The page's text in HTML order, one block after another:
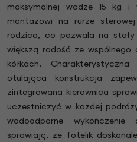
maksymalnej wadze 15 kg
montażowi na rurze
rodzica, co pozwala na
większą radość ze
kółkach.
otulająca konstrukcja
zintegrowana kierownica
uczestniczyć w każdej
wodoodporne
sprawiają, że fotelik